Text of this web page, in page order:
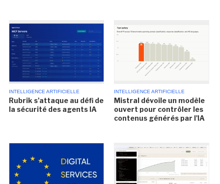
INTELLIGENCE ARTIFICIELLE
Rubrik s'attaque au défi de
la sécurité des agents IA
INTELLIGENCE ARTIFICIELLE
Mistral dévoile un modèle
ouvert pour contrôler les
contenus générés par l'IA